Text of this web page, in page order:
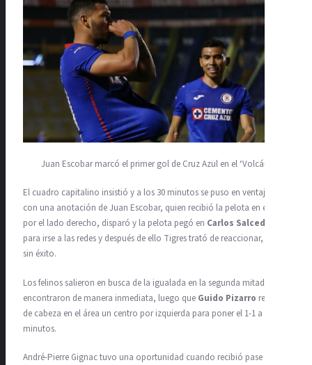
Juan Escobar marcó el primer gol de Cruz Azul en el ‘Volcán’
El cuadro capitalino insistió y a los 30 minutos se puso en ventaja 1-0
con una anotación de Juan Escobar, quien recibió la pelota en el área
por el lado derecho, disparó y la pelota pegó en Carlos Salcedo
para irse a las redes y después de ello Tigres trató de reaccionar, pero
sin éxito.
Los felinos salieron en busca de la igualada en la segunda mitad y la
encontraron de manera inmediata, luego que Guido Pizarro remató
de cabeza en el área un centro por izquierda para poner el 1-1 a los 46
minutos.
André-Pierre Gignac tuvo una oportunidad cuando recibió pase largo,